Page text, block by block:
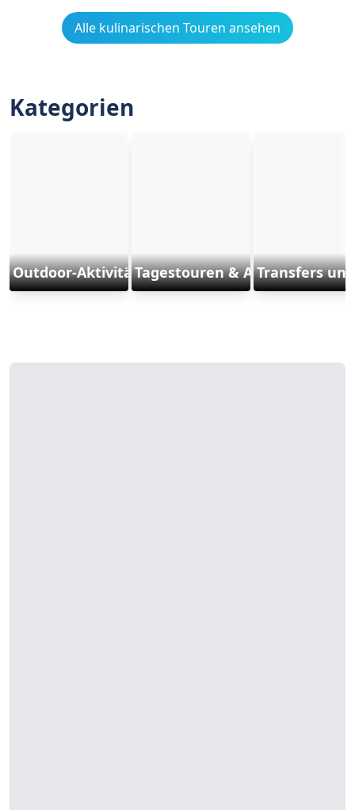
Alle kulinarischen Touren ansehen
Kategorien
Outdoor-Aktivitäten und Sports
Tagestouren & Ausflüge
Transfers